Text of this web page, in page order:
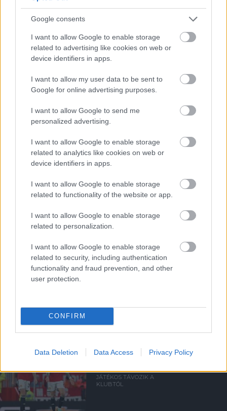
Google consents
I want to allow Google to enable storage
related to advertising like cookies on web or
device identifiers in apps.
I want to allow my user data to be sent to
Google for online advertising purposes.
I want to allow Google to send me
personalized advertising.
I want to allow Google to enable storage
related to analytics like cookies on web or
device identifiers in apps.
I want to allow Google to enable storage
related to functionality of the website or app.
I want to allow Google to enable storage
related to personalization.
I want to allow Google to enable storage
related to security, including authentication
functionality and fraud prevention, and other
user protection.
CONFIRM
Data Deletion Data Access Privacy Policy
AC MilanvsManchester United
ELŐZŐ MÉRKŐZÉSEK
Támogatás
Támogasd adományoddal
a ManUtdFanatics.hu működését!
Kapcsolódó hírek
CHRISTIAN ERIKSEN
HIVATALOS: HÁROM
JÁTÉKOS TÁVOZIK A
KLUBTÓL